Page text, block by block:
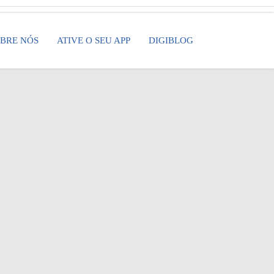
NÓS ATIVE O SEU APP DIGIBLOG